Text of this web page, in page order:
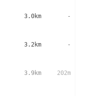
3.0km -
3.2km -
3.9km 202m